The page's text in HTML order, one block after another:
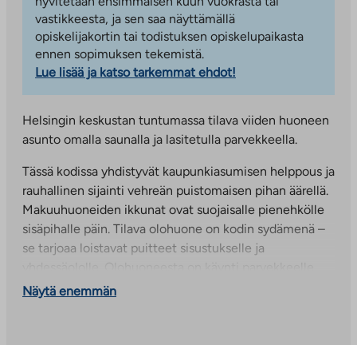
vastikkeesta, ja sen saa näyttämällä
opiskelijakortin tai todistuksen opiskelupaikasta
ennen sopimuksen tekemistä.
Lue lisää ja katso tarkemmat ehdot!
Helsingin keskustan tuntumassa tilava viiden huoneen
asunto omalla saunalla ja lasitetulla parvekkeella.
Tässä kodissa yhdistyvät kaupunkiasumisen helppous ja
rauhallinen sijainti vehreän puistomaisen pihan äärellä.
Makuuhuoneiden ikkunat ovat suojaisalle pienehkölle
sisäpihalle päin. Tilava olohuone on kodin sydämenä –
se tarjoaa loistavat puitteet sisustukselle ja
joka on vehreän ja suojaisan pihan suuntaan. Lisäksi on
Näytä enemmän